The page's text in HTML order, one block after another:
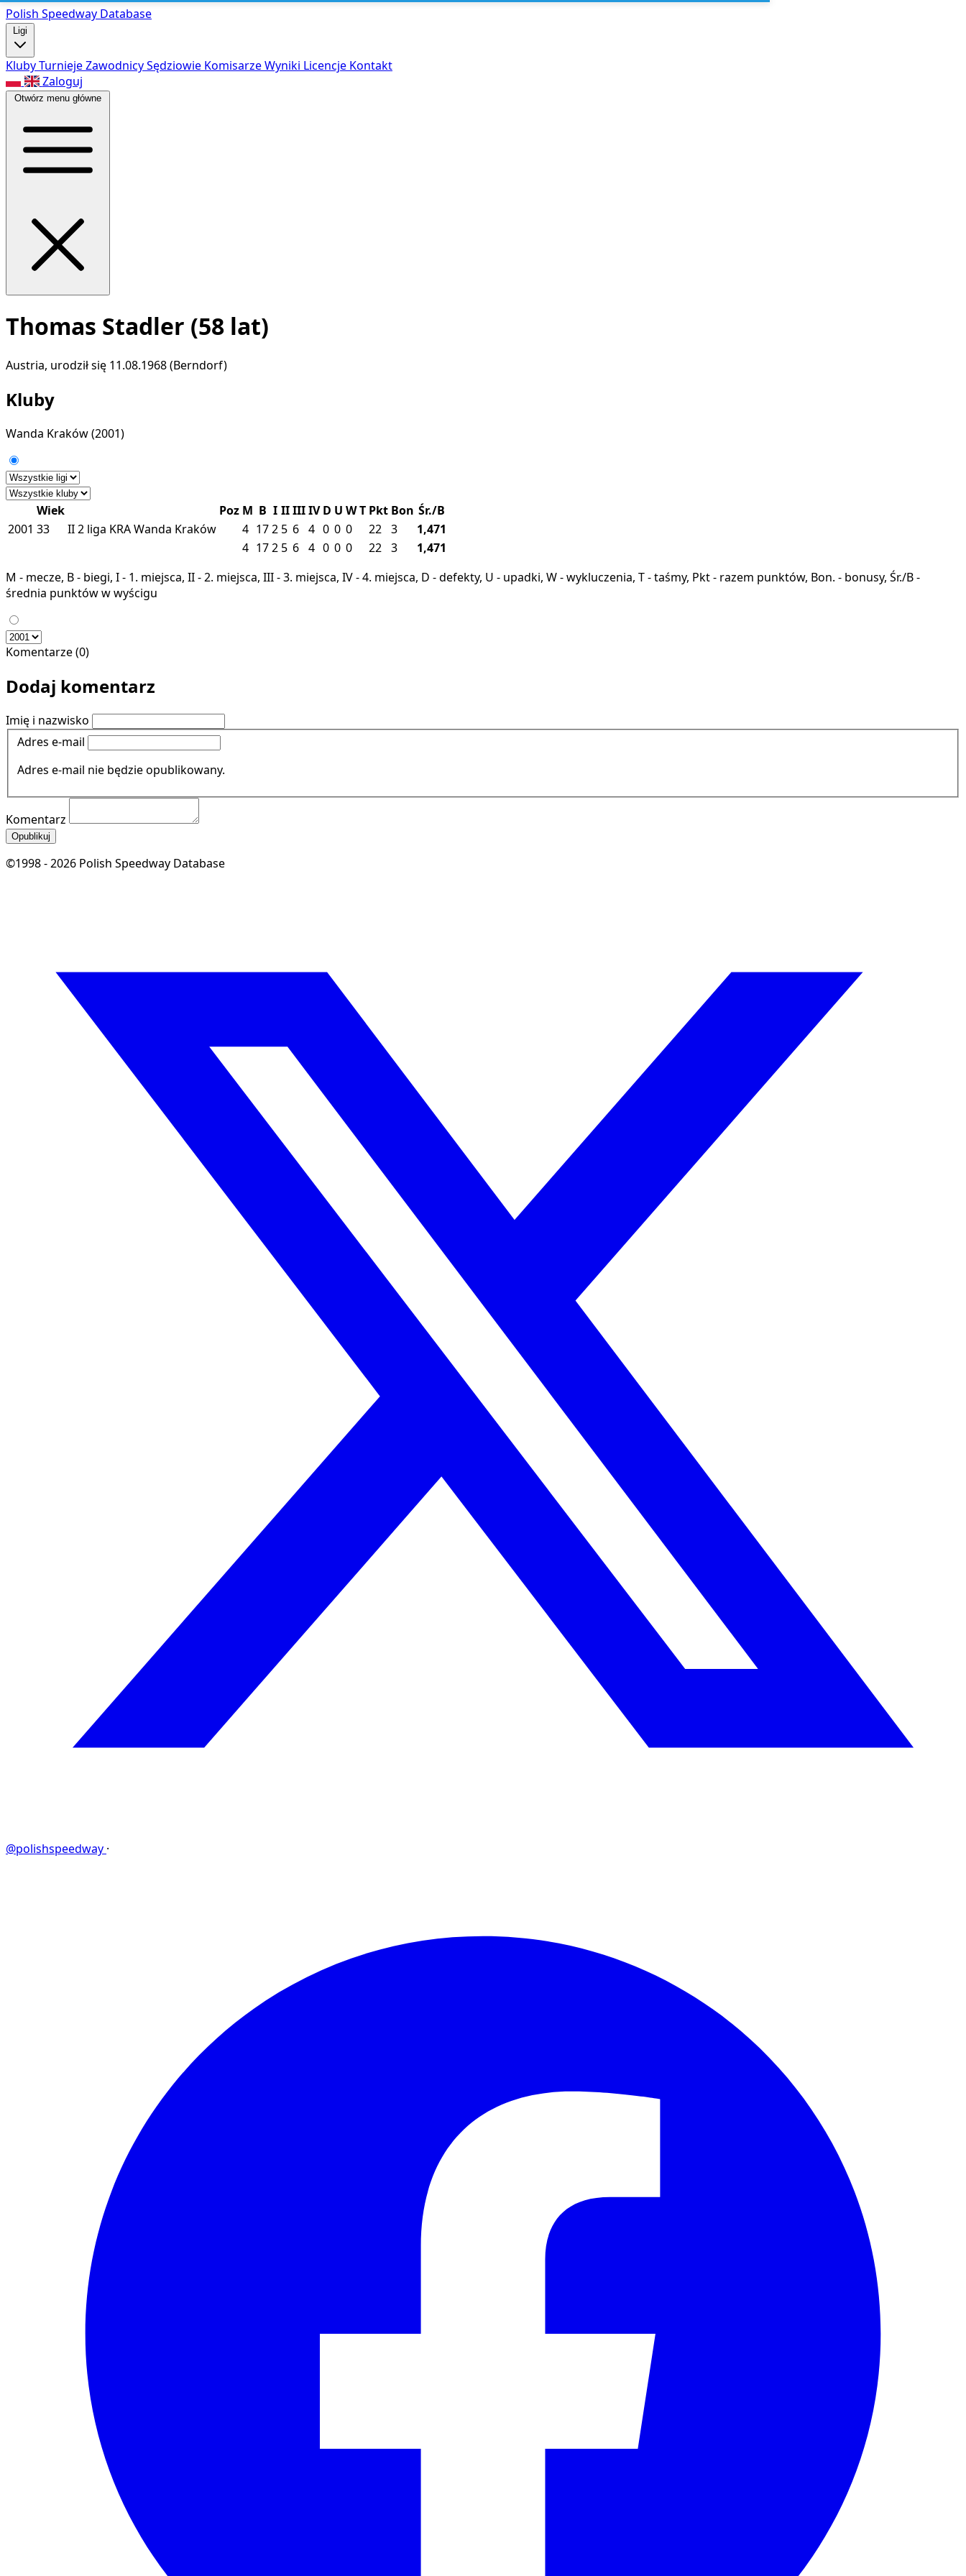
Polish Speedway Database
Ligi
KlubyTurniejeZawodnicySędziowie KomisarzeWyniki Licencje Kontakt
Zaloguj
Otwórz menu główne
Thomas Stadler (58 lat)
Austria, urodził się 11.08.1968 (Berndorf)
Kluby
Wanda Kraków(2001)
Wiek Poz M B I IIIIIIV D U WT Pkt Bon Śr./B
2001 33 II2 liga KRAWanda Kraków 4 172 5 6 4 0 0 0 22 3
1,471
4 172 5 6 4 0 0 0 22 3
1,471
M - mecze, B - biegi, I - 1. miejsca, II - 2. miejsca, III - 3. miejsca, IV - 4. miejsca, D - defekty, U - upadki, W - wykluczenia, T - taśmy, Pkt - razem punktów, Bon. - bonusy, Śr./B -
średnia punktów w wyścigu
Komentarze (0)
Dodaj komentarz
Imię i nazwisko
Adres e-mail
Adres e-mail nie będzie opublikowany.
Komentarz
Opublikuj
©1998 - 2026 Polish Speedway Database
@polishspeedway ·